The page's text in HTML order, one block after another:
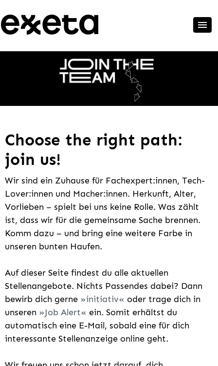
Choose the right path:
join us!
Wir sind ein Zuhause für Fachexpert:innen, Tech-
Lover:innen und Macher:innen. Herkunft, Alter,
Vorlieben – spielt bei uns keine Rolle. Was zählt
ist, dass wir für die gemeinsame Sache brennen.
Komm dazu – und bring eine weitere Farbe in
unseren bunten Haufen.
Auf dieser Seite findest du alle aktuellen
Stellenangebote. Nichts Passendes dabei? Dann
bewirb dich gerne
initiativ
oder trage dich in
unseren
Job Alert
ein. Somit erhältst du
automatisch eine E-Mail, sobald eine für dich
interessante Stellenanzeige online geht.